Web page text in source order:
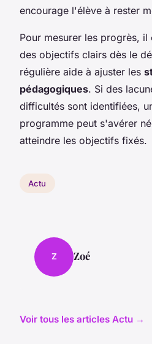
encourage l'élève à rester
Pour mesurer les progrès,
des objectifs clairs dès le
régulière aide à ajuster les
pédagogiques. Si des
difficultés sont identifiées,
programme peut s'avérer
atteindre les objectifs fixés.
Actu
Z Zoé
Voir tous les articles Actu →